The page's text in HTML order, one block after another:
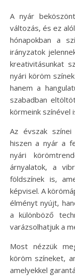
A nyár beköszöntével a divat világában is érezhető a
változás, és ez
hónapokban a
irányzatok
kreativitásunkat
nyári köröm
hanem a
szabadban
körmeink színével
Az évszak színei
hiszen a nyár a
nyári
árnyalatok, a
földszínek is,
képvisel. A
élményt nyújt,
a különböző
varázsolhatjuk a
Most nézzük
köröm színeket,
amelyekkel